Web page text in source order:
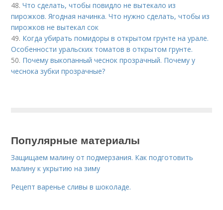
48.Что сделать, чтобы повидло не вытекало из
пирожков. Ягодная начинка. Что нужно сделать, чтобы из
пирожков не вытекал сок
49. Когда убирать помидоры в открытом грунте на урале.
Особенности уральских томатов в открытом грунте.
50. Почему выкопанный чеснок прозрачный. Почему у
чеснока зубки прозрачные?
Популярные материалы
Защищаем малину от подмерзания. Как подготовить
малину к укрытию на зиму
Рецепт варенье сливы в шоколаде.